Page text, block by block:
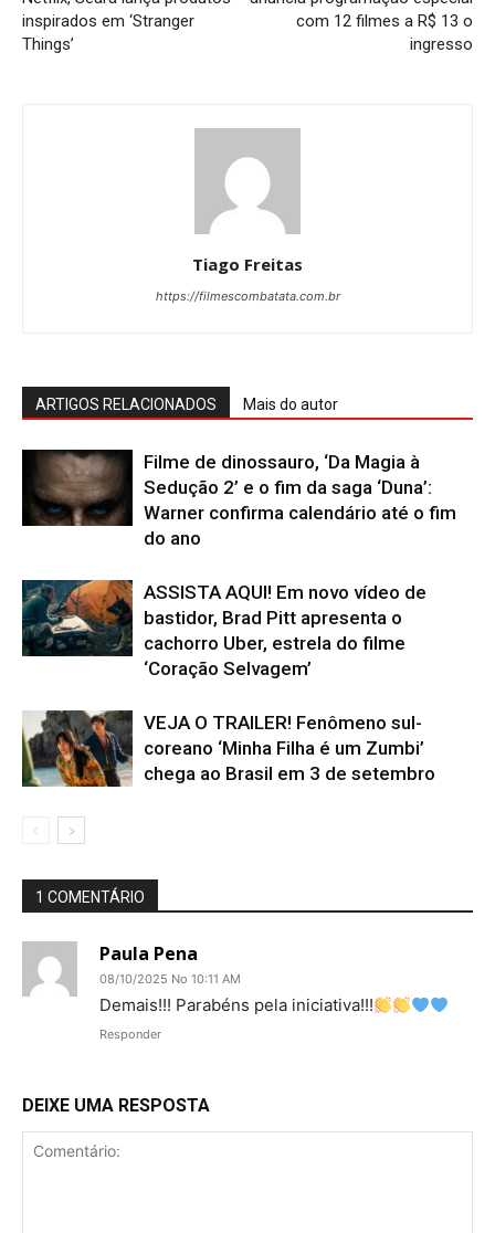
inspirados em ‘Stranger
Things’
com 12 filmes a R$ 13 o
ingresso
Tiago Freitas
https://filmescombatata.com.br
ARTIGOS RELACIONADOS Mais do autor
Filme de dinossauro, ‘Da Magia à
Sedução 2’ e o fim da saga ‘Duna’:
Warner confirma calendário até o fim
do ano
ASSISTA AQUI! Em novo vídeo de
bastidor, Brad Pitt apresenta o
cachorro Uber, estrela do filme
‘Coração Selvagem’
VEJA O TRAILER! Fenômeno sul-
coreano ‘Minha Filha é um Zumbi’
chega ao Brasil em 3 de setembro
1 COMENTÁRIO
Paula Pena
08/10/2025 No 10:11 AM
Demais!!! Parabéns pela iniciativa!!!
Responder
DEIXE UMA RESPOSTA